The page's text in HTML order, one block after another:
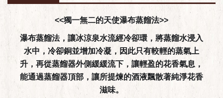
<<獨一無二的天使瀑布蒸餾法>>
瀑布蒸餾法，讓冰涼泉水流經冷卻環，將蒸餾水浸入
水中，冷卻銅並增加冷凝，因此只有較輕的蒸氣上
升， 再從蒸餾器外側緩緩流下，讓輕盈的花香氣息，
能通過蒸餾器頂部，讓所提煉的酒液飄散著純淨花香
滋味。